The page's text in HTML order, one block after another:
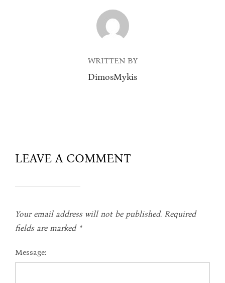
POST AUTHOR
WRITTEN BY
DimosMykis
LEAVE A COMMENT
Your email address will not be published. Required
fields are marked *
Message: